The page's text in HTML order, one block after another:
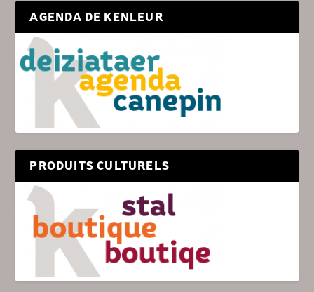
AGENDA DE KENLEUR
PRODUITS CULTURELS